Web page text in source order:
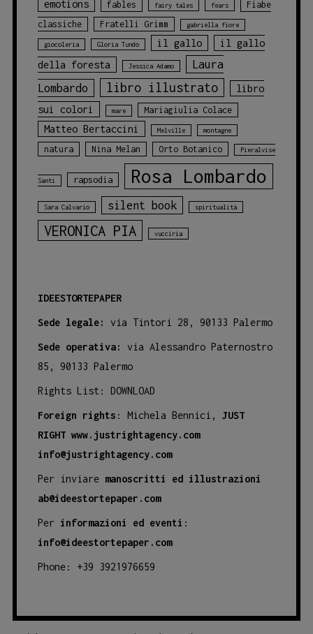
emotions
fables fairy tales fears
Fiabe
classiche
Fratelli Grimm gabriella fiore
giocoleria Gloria Tundo il gallo
il gallo
della foresta
Jessica Adamo
Laura
Lombardo
libro illustrato
libro
sui colori
mare Mariagiulia Colace
Matteo Bertaccini Melville montagne
natura Nina Melan Orto Botanico Pieralvise
Santi rapsodia Rosa Lombardo
Sara Calvario silent book spiritualità
VERONICA PIA vucciria
IDEESTORTEPAPER
Sede legale: via Tintori 28, 90133 Palermo
Sede operativa:
via Alessandro Paternostro
85, 90133 Palermo
Rights List: DOWNLOAD
Foreign rights : Michela Bennici, JUST
RIGHT www.justrightagency.com
info@justrightagency.com
Per inviare manoscritti ed illustrazioni
ab@ideestortepaper.com
Per informazioni ed eventi :
info@ideestortepaper.com
Phone: +39 3921976659